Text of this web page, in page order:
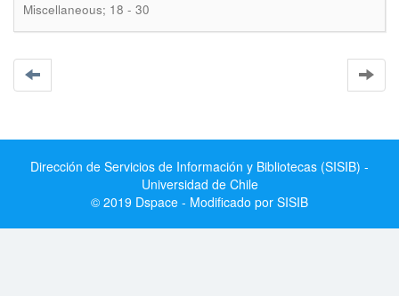
Miscellaneous; 18 - 30
Dirección de Servicios de Información y Bibliotecas (SISIB) -
Universidad de Chile
© 2019 Dspace - Modificado por SISIB